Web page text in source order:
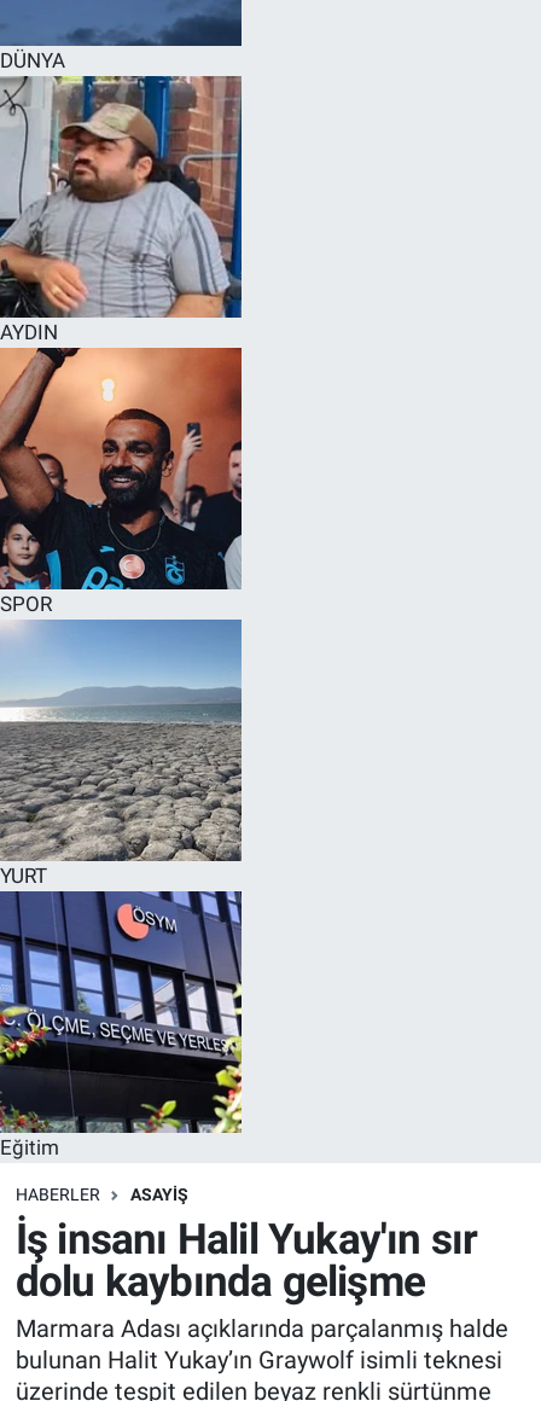
DÜNYA
AYDIN
SPOR
YURT
Eğitim
HABERLER ASAYİŞ
İş insanı Halil Yukay'ın sır
dolu kaybında gelişme
Marmara Adası açıklarında parçalanmış halde
bulunan Halit Yukay’ın Graywolf isimli teknesi
üzerinde tespit edilen beyaz renkli sürtünme